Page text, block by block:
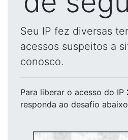
Seu IP fez diversas
acessos suspeitos a
conosco.
Para liberar o acesso do IP
responda ao desafio